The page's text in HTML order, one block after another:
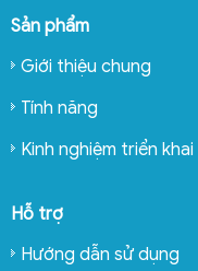
Sản phẩm
Giới thiệu chung
Tính năng
Kinh nghiệm triển khai
Hỗ trợ
Hướng dẫn sử dụng